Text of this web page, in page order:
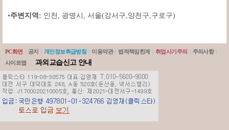
•주변지역: 인천 , 광명시 , 서울(강서구,양천구,구로구)
PC화면 공지 개인정보취급방침 이용약관 법적책임한계 취업사기주의 주의사항
사이트맵
과외교습신고 안내